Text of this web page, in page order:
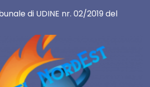
di UDINE nr. 02/2019 del